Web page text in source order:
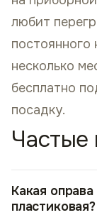
любит
постоянного
несколько
бесплатно
посадку.
Частые
Какая
пластиковая?